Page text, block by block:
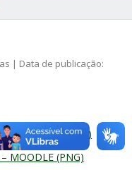
| Data de publicação:
2026 (PNG)
MOODLE (PNG)